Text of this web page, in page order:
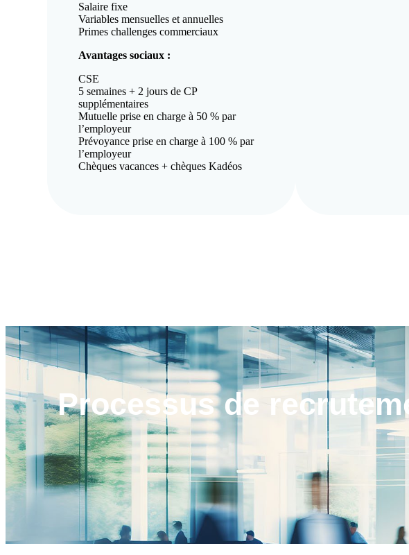
Salaire fixe
Variables mensuelles et annuelles
Primes challenges commerciaux
Avantages sociaux :
CSE
5 semaines + 2 jours de CP
supplémentaires
Mutuelle prise en charge à 50 % par
l’employeur
Prévoyance prise en charge à 100 % par
l’employeur
Chèques vacances + chèques Kadéos
Processus de